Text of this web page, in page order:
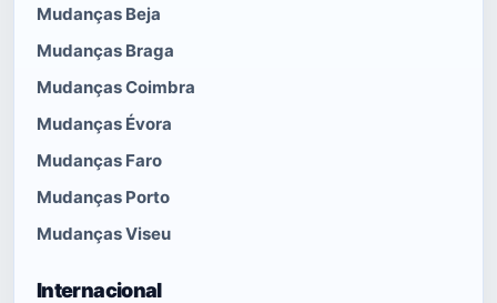
Mudanças Beja
Mudanças Braga
Mudanças Coimbra
Mudanças Évora
Mudanças Faro
Mudanças Porto
Mudanças Viseu
Internacional